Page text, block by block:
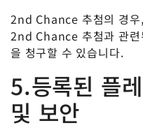
2nd Chance 추첨의 경
2nd Chance 추첨과 관련
을 청구할 수 있습니다.
5.등록된 플
및 보안